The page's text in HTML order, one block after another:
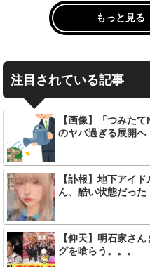
もっと見る
注目されている記事
【画像】「つみた
のヤバ過ぎる展開へ
【訃報】地下アイ
ん、酷い状態だった
【仰天】明石家さ
グを喰らう。。。